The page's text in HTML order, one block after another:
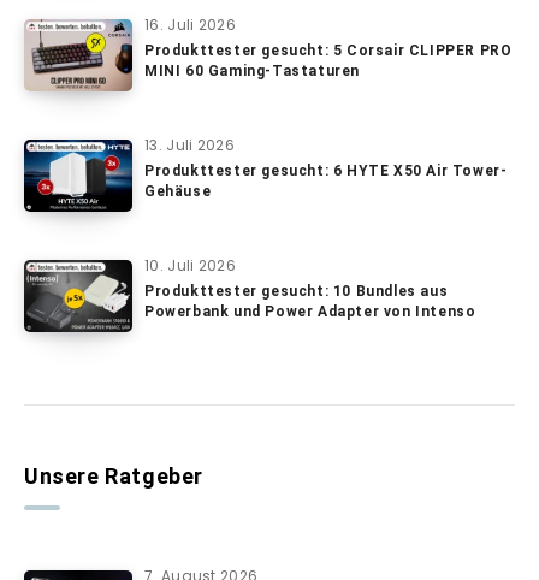
16. Juli 2026
Produkttester gesucht: 5 Corsair CLIPPER PRO
MINI 60 Gaming-Tastaturen
13. Juli 2026
Produkttester gesucht: 6 HYTE X50 Air Tower-
Gehäuse
10. Juli 2026
Produkttester gesucht: 10 Bundles aus
Powerbank und Power Adapter von Intenso
Unsere Ratgeber
7. August 2026